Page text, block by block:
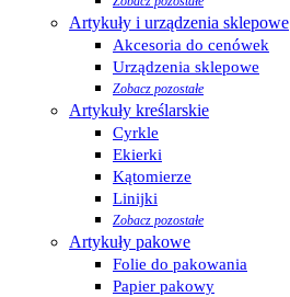
Artykuły i urządzenia sklepowe
Akcesoria do cenówek
Urządzenia sklepowe
Zobacz pozostałe
Artykuły kreślarskie
Cyrkle
Ekierki
Kątomierze
Linijki
Zobacz pozostałe
Artykuły pakowe
Folie do pakowania
Papier pakowy